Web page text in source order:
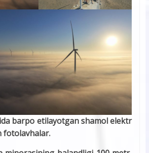
barpo etilayotgan shamol elektr
fotolavhalar.